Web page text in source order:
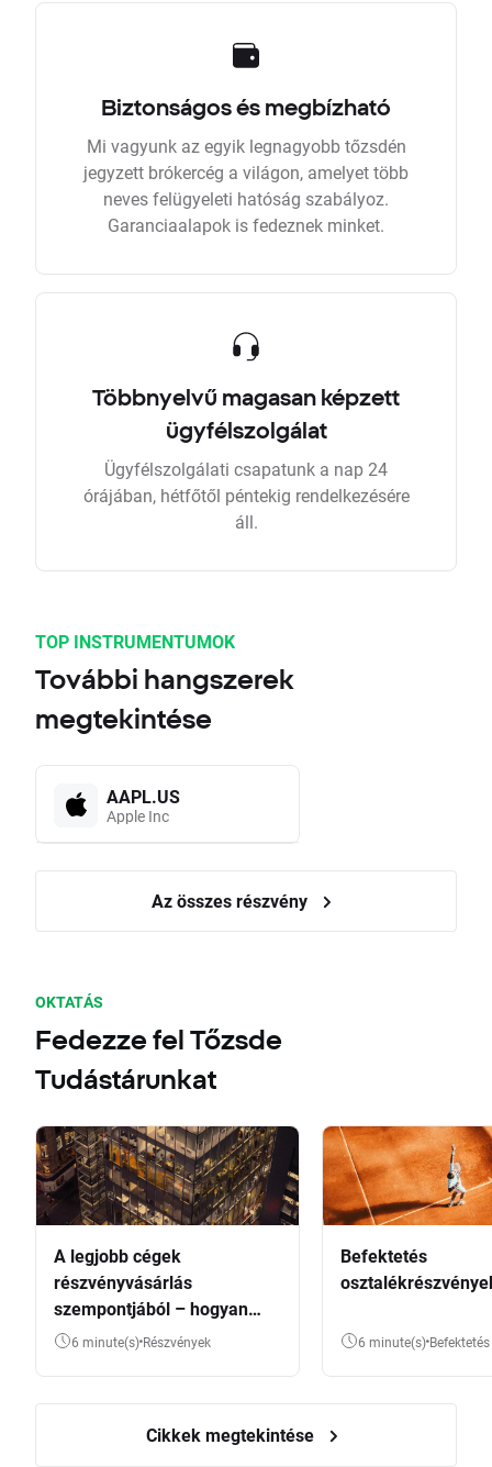
Biztonságos és megbízható
Mi vagyunk az egyik legnagyobb tőzsdén
jegyzett brókercég a világon, amelyet több
neves felügyeleti hatóság szabályoz.
Garanciaalapok is fedeznek minket.
Többnyelvű magasan képzett
ügyfélszolgálat
Ügyfélszolgálati csapatunk a nap 24
órájában, hétfőtől péntekig rendelkezésére
áll.
TOP INSTRUMENTUMOK
További hangszerek
megtekintése
AAPL.US
Apple Inc
Az összes részvény
OKTATÁS
Fedezze fel Tőzsde
Tudástárunkat
A legjobb cégek
részvényvásárlás
szempontjából – hogyan
válasszunk?
6 minute(s) Részvények
Befektetés
6 minute(s) Befektetés
Cikkek megtekintése